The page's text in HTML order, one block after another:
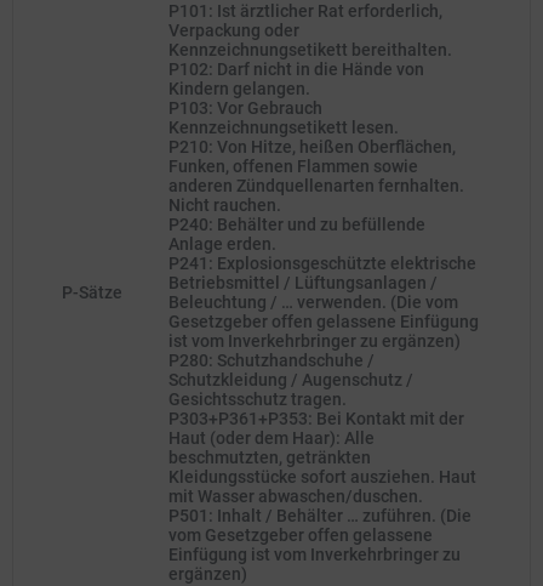
P-Sätze
P101: Ist ärztlicher Rat erforderlich,
Verpackung oder
Kennzeichnungsetikett bereithalten.
P102: Darf nicht in die Hände von
Kindern gelangen.
P103: Vor Gebrauch
Kennzeichnungsetikett lesen.
P210: Von Hitze, heißen Oberflächen,
Funken, offenen Flammen sowie
anderen Zündquellenarten fernhalten.
Nicht rauchen.
P240: Behälter und zu befüllende
Anlage erden.
P241: Explosionsgeschützte elektrische
Betriebsmittel / Lüftungsanlagen /
Beleuchtung / … verwenden. (Die vom
Gesetzgeber offen gelassene Einfügung
ist vom Inverkehrbringer zu ergänzen)
P280: Schutzhandschuhe /
Schutzkleidung / Augenschutz /
Gesichtsschutz tragen.
P303+P361+P353: Bei Kontakt mit der
Haut (oder dem Haar): Alle
beschmutzten, getränkten
Kleidungsstücke sofort ausziehen. Haut
mit Wasser abwaschen/duschen.
P501: Inhalt / Behälter … zuführen. (Die
vom Gesetzgeber offen gelassene
Einfügung ist vom Inverkehrbringer zu
ergänzen)